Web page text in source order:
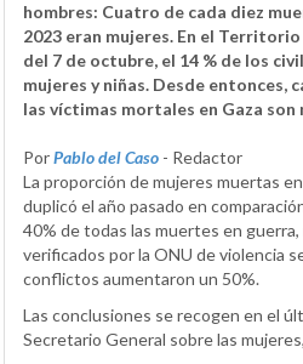
hombres: Cuatro de cada diez
2023 eran mujeres. En el
del 7 de octubre, el 14 % de los
mujeres y niñas. Desde entonces,
las víctimas mortales en Gaza son
PorPablo del Caso - Redactor
La proporción de mujeres muertas
duplicó el año pasado en
40% de todas las muertes en
verificados por la ONU de violencia
conflictos aumentaron un 50%.
Las conclusiones se recogen en el
Secretario General sobre las